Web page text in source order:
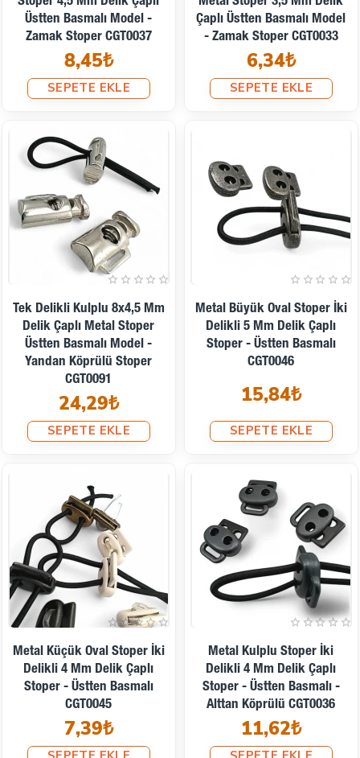
Üstten Basmalı Model -
Zamak Stoper CGT0037
8,45₺
SEPETE EKLE
Çaplı Üstten Basmalı Model
- Zamak Stoper CGT0033
6,34₺
SEPETE EKLE
Tek Delikli Kulplu 8x4,5 Mm
Delik Çaplı Metal Stoper
Üstten Basmalı Model -
Yandan Köprülü Stoper
CGT0091
24,29₺
SEPETE EKLE
Metal Büyük Oval Stoper İki
Delikli 5 Mm Delik Çaplı
Stoper - Üstten Basmalı
CGT0046
15,84₺
SEPETE EKLE
Metal Küçük Oval Stoper İki
Delikli 4 Mm Delik Çaplı
Stoper - Üstten Basmalı
CGT0045
7,39₺
Metal Kulplu Stoper İki
Delikli 4 Mm Delik Çaplı
Stoper - Üstten Basmalı -
Alttan Köprülü CGT0036
11,62₺